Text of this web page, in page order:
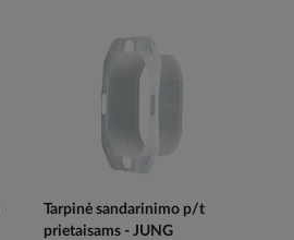
Tarpinė sandarinimo p/t
prietaisams - JUNG